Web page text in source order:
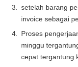
setelah barang
invoice sebagai
Proses
minggu
cepat tergantung